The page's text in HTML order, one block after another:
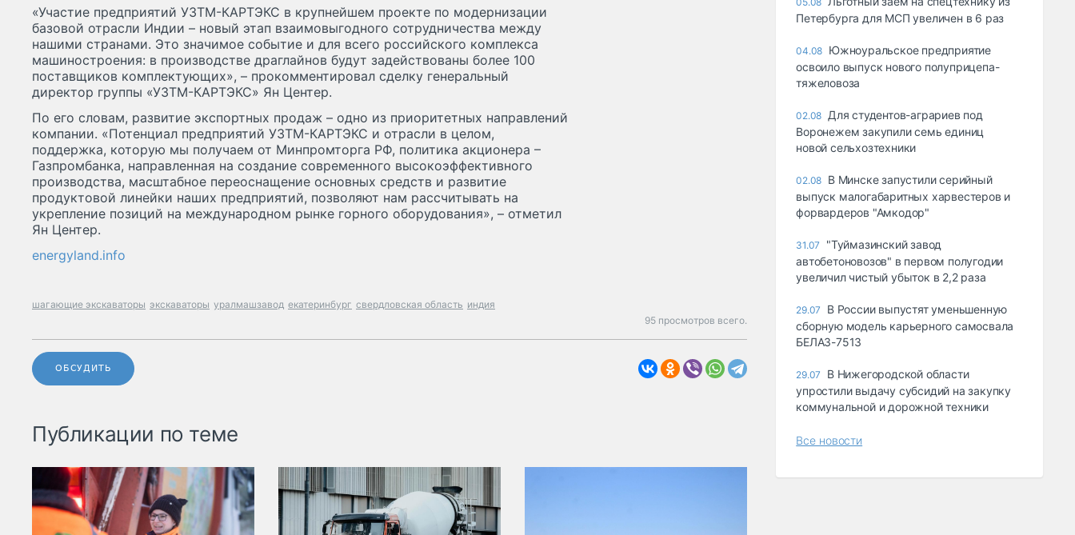
«Участие предприятий УЗТМ-КАРТЭКС в крупнейшем проекте по модернизации
базовой отрасли Индии – новый этап взаимовыгодного сотрудничества между
нашими странами. Это значимое событие и для всего российского комплекса
машиностроения: в производстве драглайнов будут задействованы более 100
поставщиков комплектующих», – прокомментировал сделку генеральный
директор группы «УЗТМ-КАРТЭКС» Ян Центер.
По его словам, развитие экспортных продаж – одно из приоритетных направлений
компании. «Потенциал предприятий УЗТМ-КАРТЭКС и отрасли в целом,
поддержка, которую мы получаем от Минпромторга РФ, политика акционера –
Газпромбанка, направленная на создание современного высокоэффективного
производства, масштабное переоснащение основных средств и развитие
продуктовой линейки наших предприятий, позволяют нам рассчитывать на
укрепление позиций на международном рынке горного оборудования», – отметил
Ян Центер.
energyland.info
шагающие экскаваторы экскаваторы уралмашзавод екатеринбург свердловская область индия
95 просмотров всего.
ОБСУДИТЬ
Публикации по теме
Петербурга для МСП увеличен в 6 раз
04.08 Южноуральское предприятие
освоило выпуск нового полуприцепа-
тяжеловоза
02.08 Для студентов-аграриев под
Воронежем закупили семь единиц
новой сельхозтехники
02.08 В Минске запустили серийный
выпуск малогабаритных харвестеров и
форвардеров "Амкодор"
31.07
"Туймазинский завод
автобетоновозов" в первом полугодии
увеличил чистый убыток в 2,2 раза
29.07
В России выпустят уменьшенную
сборную модель карьерного самосвала
БЕЛАЗ-7513
29.07
В Нижегородской области
упростили выдачу субсидий на закупку
коммунальной и дорожной техники
Все новости